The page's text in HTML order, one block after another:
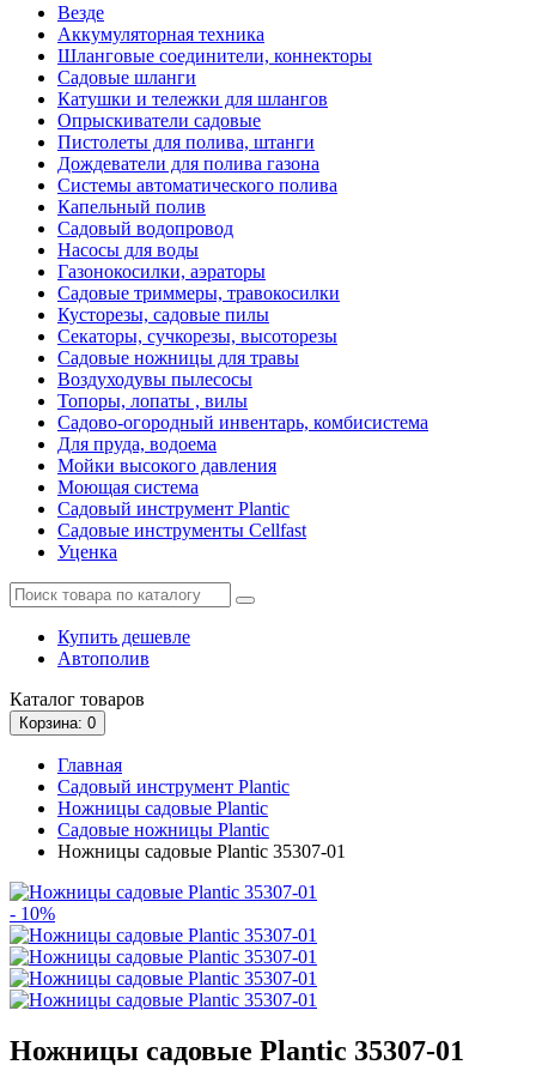
Везде
Аккумуляторная техника
Шланговые соединители, коннекторы
Садовые шланги
Катушки и тележки для шлангов
Опрыскиватели садовые
Пистолеты для полива, штанги
Дождеватели для полива газона
Системы автоматического полива
Капельный полив
Садовый водопровод
Насосы для воды
Газонокосилки, аэраторы
Садовые триммеры, травокосилки
Кусторезы, садовые пилы
Секаторы, сучкорезы, высоторезы
Садовые ножницы для травы
Воздуходувы пылесосы
Топоры, лопаты , вилы
Садово-огородный инвентарь, комбисистема
Для пруда, водоема
Мойки высокого давления
Моющая система
Садовый инструмент Plantic
Садовые инструменты Cellfast
Уценка
Купить дешевле
Автополив
Каталог товаров
Корзина: 0
Главная
Садовый инструмент Plantic
Ножницы садовые Plantic
Садовые ножницы Plantic
Ножницы садовые Plantic 35307-01
- 10%
Ножницы садовые Plantic 35307-01